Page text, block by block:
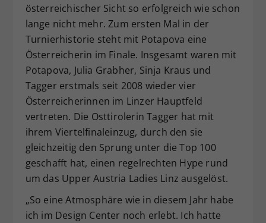
österreichischer Sicht so erfolgreich wie schon
lange nicht mehr. Zum ersten Mal in der
Turnierhistorie steht mit Potapova eine
Österreicherin im Finale. Insgesamt waren mit
Potapova, Julia Grabher, Sinja Kraus und
Tagger erstmals seit 2008 wieder vier
Österreicherinnen im Linzer Hauptfeld
vertreten. Die Osttirolerin Tagger hat mit
ihrem Viertelfinaleinzug, durch den sie
gleichzeitig den Sprung unter die Top 100
geschafft hat, einen regelrechten Hype rund
um das Upper Austria Ladies Linz ausgelöst.
„So eine Atmosphäre wie in diesem Jahr habe
ich im Design Center noch erlebt. Ich hatte